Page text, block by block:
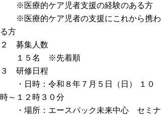
※医療的ケア児者支援の経験のある方
※医療的ケア児者の支援にこれから携わ
る方
２ 募集人数
１５名 ※先着順
３ 研修日程
・日時：令和８年７月５日（日） １０
時～１２時３０分
・場所：エースパック未来中心 セミナ